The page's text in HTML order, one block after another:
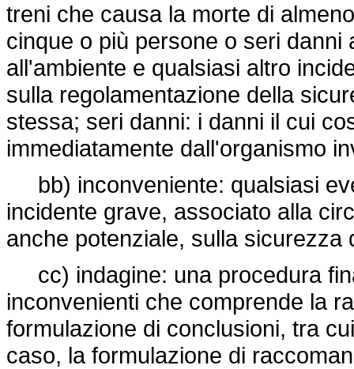
treni che causa la morte di
cinque o più persone o seri
all'ambiente e qualsiasi altro
sulla regolamentazione della
stessa; seri danni: i danni il cui
immediatamente dall'organismo
bb) inconveniente: qualsiasi
incidente grave, associato alla
anche potenziale, sulla sicurezza
cc) indagine: una procedura
inconvenienti che comprende la
formulazione di conclusioni, tra
caso, la formulazione di